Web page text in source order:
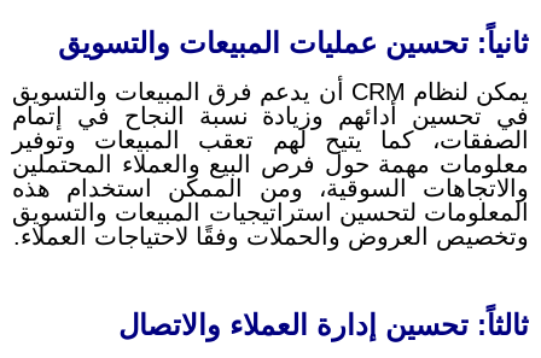
ثانياً: تحسين عمليات المبيعات والتسويق
يمكن لنظام CRM أن يدعم فرق المبيعات والتسويق
في تحسين أدائهم وزيادة نسبة النجاح في إتمام
الصفقات، كما يتيح لهم تعقب المبيعات وتوفير
معلومات مهمة حول فرص البيع والعملاء المحتملين
والاتجاهات السوقية، ومن الممكن استخدام هذه
المعلومات لتحسين استراتيجيات المبيعات والتسويق
وتخصيص العروض والحملات وفقًا لاحتياجات العملاء.
ثالثاً: تحسين إدارة العملاء والاتصال